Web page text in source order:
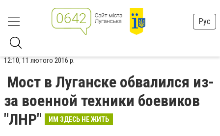
Рус
12:10, 11 лютого 2016 р.
Мост в Луганске обвалился из-
за военной техники боевиков
"ЛНР"
ИМ ЗДЕСЬ НЕ ЖИТЬ